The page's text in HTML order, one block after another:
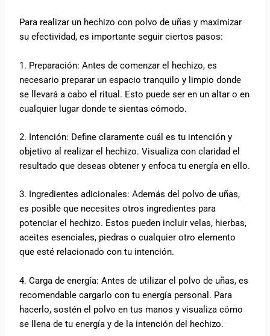
Para realizar un hechizo con polvo de uñas y maximizar
su efectividad, es importante seguir ciertos pasos:
1. Preparación: Antes de comenzar el hechizo, es
necesario preparar un espacio tranquilo y limpio donde
se llevará a cabo el ritual. Esto puede ser en un altar o en
cualquier lugar donde te sientas cómodo.
2. Intención: Define claramente cuál es tu intención y
objetivo al realizar el hechizo. Visualiza con claridad el
resultado que deseas obtener y enfoca tu energía en ello.
3. Ingredientes adicionales: Además del polvo de uñas,
es posible que necesites otros ingredientes para
potenciar el hechizo. Estos pueden incluir velas, hierbas,
aceites esenciales, piedras o cualquier otro elemento
que esté relacionado con tu intención.
4. Carga de energía: Antes de utilizar el polvo de uñas, es
recomendable cargarlo con tu energía personal. Para
hacerlo, sostén el polvo en tus manos y visualiza cómo
se llena de tu energía y de la intención del hechizo.